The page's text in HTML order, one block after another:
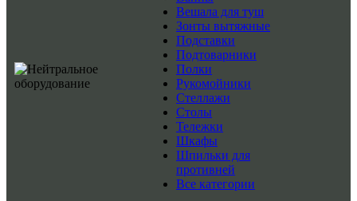
Вешала для туш
Зонты вытяжные
Подставки
Подтоварники
Полки
Рукомойники
Стеллажи
Столы
Тележки
Шкафы
Шпильки для
противней
Все категории